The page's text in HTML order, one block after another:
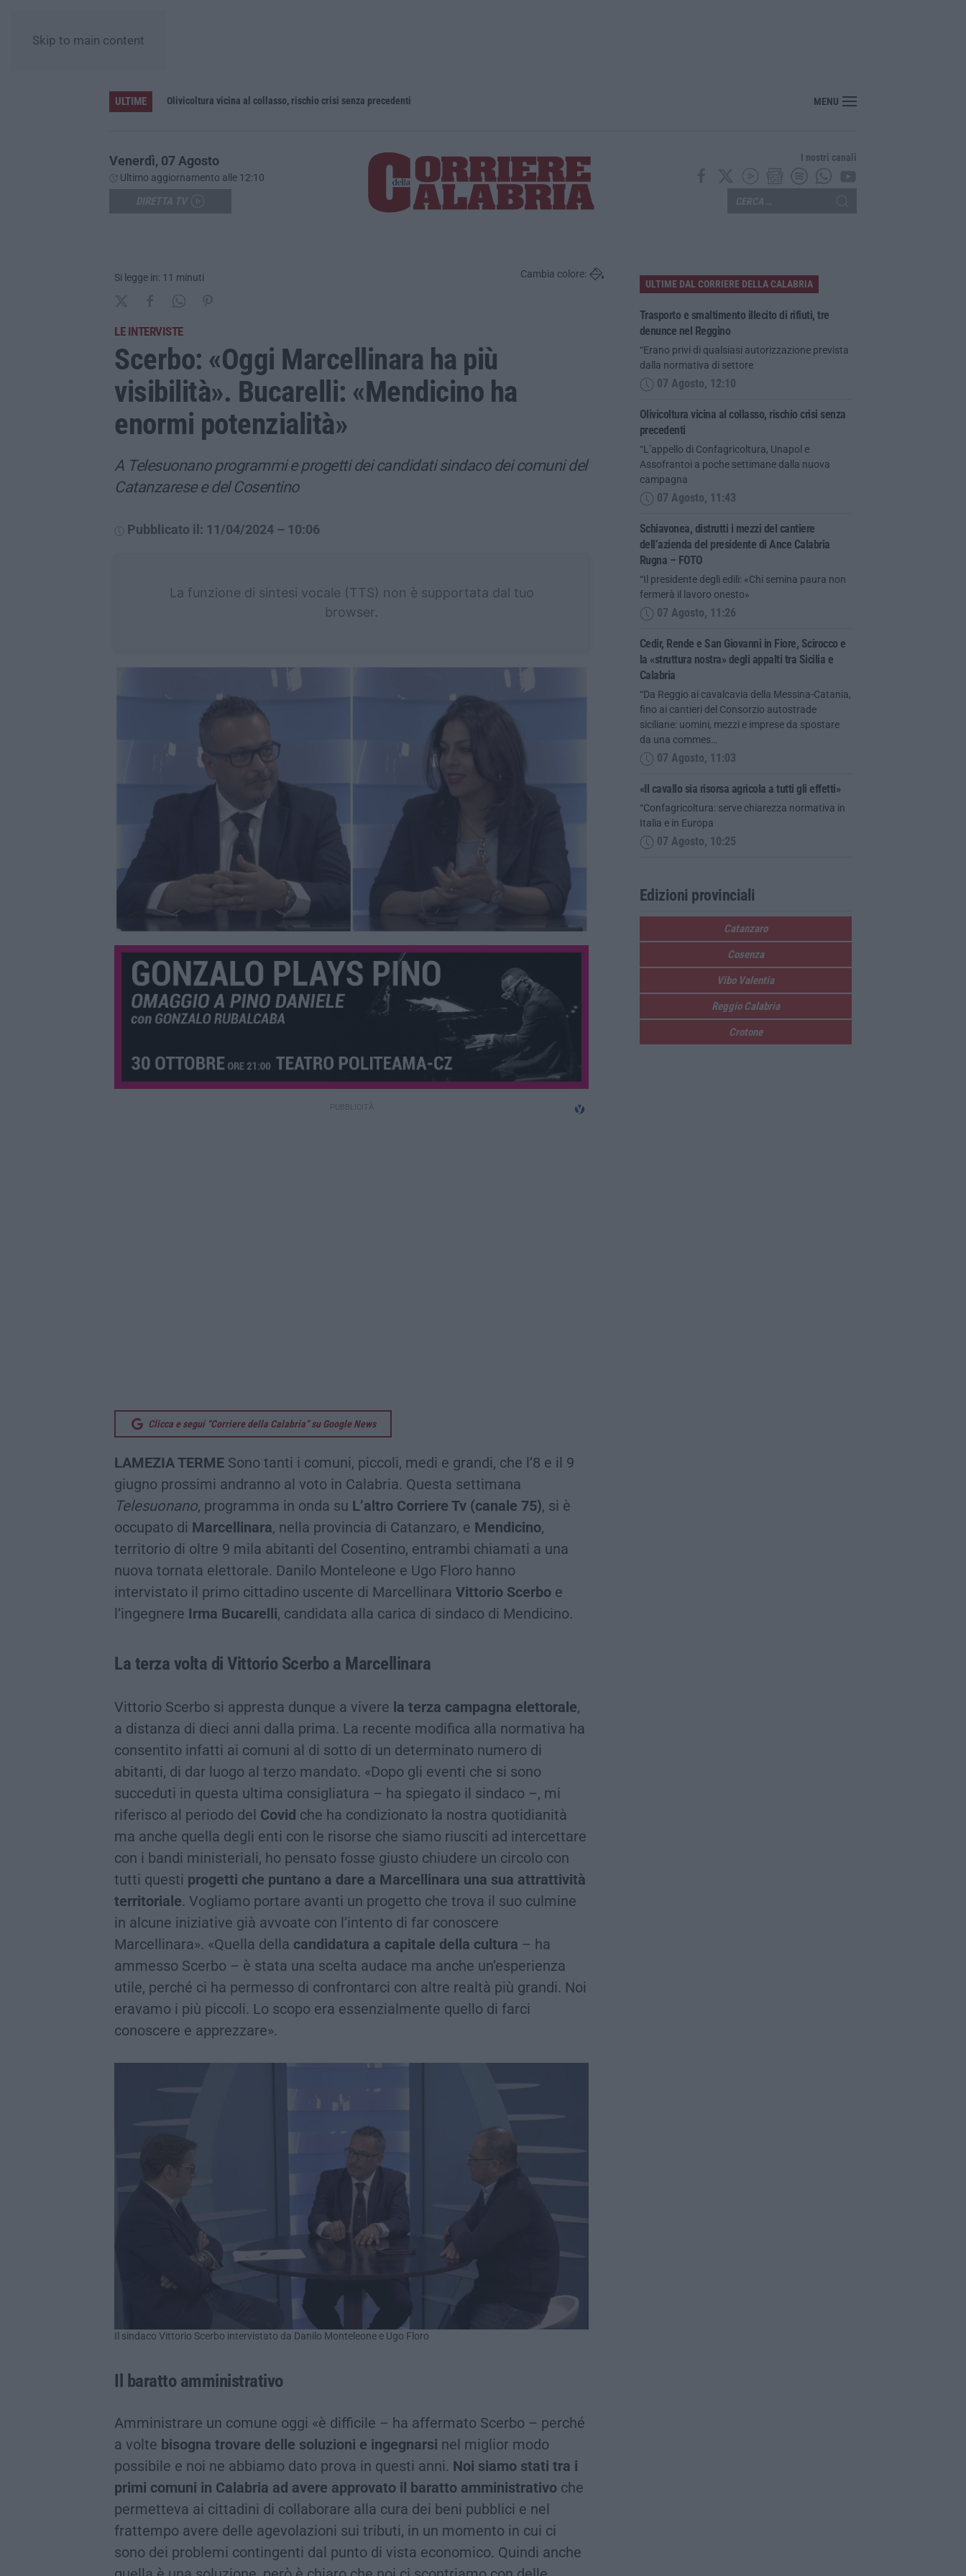
Skip to main content
ULTIME Olivicoltura vicina al collasso, rischio crisi senza precedenti MENU
Venerdì, 07 Agosto
Ultimo aggiornamento alle 12:10
I nostri canali
Si legge in: 11 minuti Cambia colore:
LE INTERVISTE
Scerbo: «Oggi Marcellinara ha più
visibilità». Bucarelli: «Mendicino ha
enormi potenzialità»
A Telesuonano programmi e progetti dei candidati sindaco dei comuni del
Catanzarese e del Cosentino
Pubblicato il: 11/04/2024 – 10:06
La funzione di sintesi vocale (TTS) non è supportata dal tuo
browser.
Clicca e segui “Corriere della Calabria” su Google News
LAMEZIA TERME Sono tanti i comuni, piccoli, medi e grandi, che l’8 e il 9
giugno prossimi andranno al voto in Calabria. Questa settimana
Telesuonano, programma in onda su L’altro Corriere Tv (canale 75), si è
occupato di Marcellinara, nella provincia di Catanzaro, e Mendicino,
territorio di oltre 9 mila abitanti del Cosentino, entrambi chiamati a una
nuova tornata elettorale. Danilo Monteleone e Ugo Floro hanno
intervistato il primo cittadino uscente di Marcellinara Vittorio Scerbo e
l’ingegnere Irma Bucarelli, candidata alla carica di sindaco di Mendicino.
La terza volta di Vittorio Scerboa Marcellinara
Vittorio Scerbo si appresta dunque a vivere la terza campagna elettorale,
a distanza di dieci anni dalla prima. La recente modifica alla normativa ha
consentito infatti ai comuni al di sotto di un determinato numero di
abitanti, di dar luogo al terzo mandato. «Dopo gli eventi che si sono
succeduti in questa ultima consigliatura – ha spiegato il sindaco –, mi
riferisco al periodo del Covid che ha condizionato la nostra quotidianità
ma anche quella degli enti con le risorse che siamo riusciti ad intercettare
con i bandi ministeriali, ho pensato fosse giusto chiudere un circolo con
tutti questi progetti che puntano a dare a Marcellinara una sua attrattività
territoriale. Vogliamo portare avanti un progetto che trova il suo culmine
in alcune iniziative già avvoate con l’intento di far conoscere
Marcellinara». «Quella della candidatura a capitale della cultura – ha
ammesso Scerbo – è stata una scelta audace ma anche un’esperienza
utile, perché ci ha permesso di confrontarci con altre realtà più grandi. Noi
eravamo i più piccoli. Lo scopo era essenzialmente quello di farci
conoscere e apprezzare».
Il sindaco Vittorio Scerbo intervistato da Danilo Monteleone e Ugo Floro
Il baratto amministrativo
Amministrare un comune oggi «è difficile – ha affermato Scerbo – perché
a volte bisogna trovare delle soluzioni e ingegnarsi nel miglior modo
possibile e noi ne abbiamo dato prova in questi anni. Noi siamo stati tra i
primi comuni in Calabria ad avere approvato il baratto amministrativo che
permetteva ai cittadini di collaborare alla cura dei beni pubblici e nel
frattempo avere delle agevolazioni sui tributi, in un momento in cui ci
sono dei problemi contingenti dal punto di vista economico. Quindi anche
ULTIME DAL CORRIERE DELLA CALABRIA
Trasporto e smaltimento illecito di rifiuti, tre
denunce nel Reggino
“Erano privi di qualsiasi autorizzazione prevista
dalla normativa di settore
07 Agosto, 12:10
Olivicoltura vicina al collasso, rischio crisi senza
precedenti
“L’appello di Confagricoltura, Unapol e
Assofrantoi a poche settimane dalla nuova
campagna
07 Agosto, 11:43
Schiavonea, distrutti i mezzi del cantiere
dell’azienda del presidente di Ance Calabria
Rugna – FOTO
“Il presidente degli edili: «Chi semina paura non
fermerà il lavoro onesto»
07 Agosto, 11:26
Cedir, Rende e San Giovanni in Fiore, Scirocco e
la «struttura nostra» degli appalti tra Sicilia e
Calabria
“Da Reggio ai cavalcavia della Messina-Catania,
fino ai cantieri del Consorzio autostrade
siciliane: uomini, mezzi e imprese da spostare
da una commes…
07 Agosto, 11:03
«Il cavallo sia risorsa agricola a tutti gli effetti»
“Confagricoltura: serve chiarezza normativa in
Italia e in Europa
07 Agosto, 10:25
Edizioni provinciali
Catanzaro
Cosenza
Vibo Valentia
Reggio Calabria
Crotone